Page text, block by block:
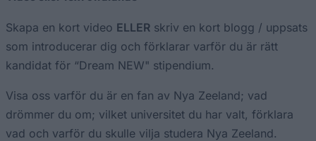
Skapa en kort video ELLER skriv en kort blogg / uppsats
som introducerar dig och förklarar varför du är rätt
kandidat för “Dream NEW" stipendium.
Visa oss varför du är en fan av Nya Zeeland; vad
drömmer du om; vilket universitet du har valt, förklara
vad och varför du skulle vilja studera Nya Zeeland.